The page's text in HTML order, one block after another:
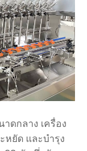
ดกลาง เครื่อง
ยัด และบำรุง